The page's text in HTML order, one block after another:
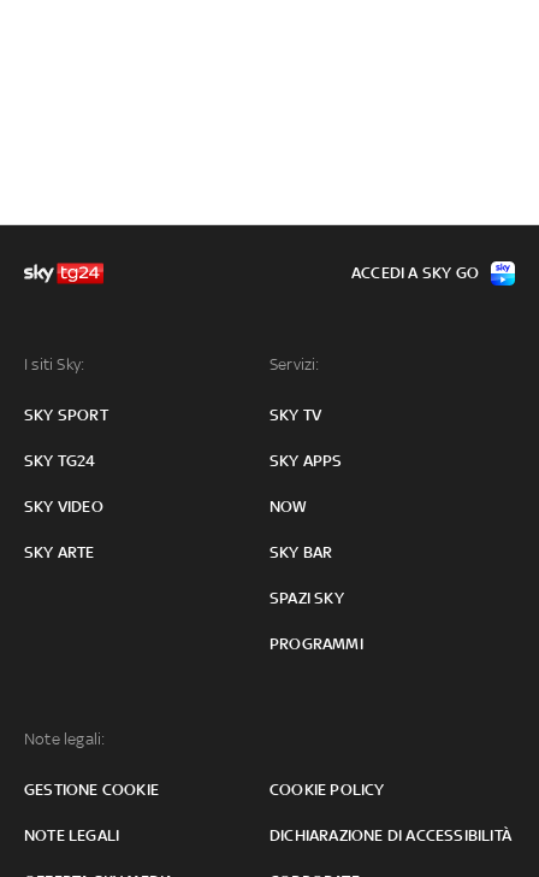
I siti Sky:
SKY SPORT
SKY TG24
SKY VIDEO
SKY ARTE
Servizi:
SKY TV
SKY APPS
NOW
SKY BAR
SPAZI SKY
PROGRAMMI
Note legali:
GESTIONE COOKIE COOKIE POLICY
NOTE LEGALI DICHIARAZIONE DI ACCESSIBILITÀ
ACCEDI A SKY GO